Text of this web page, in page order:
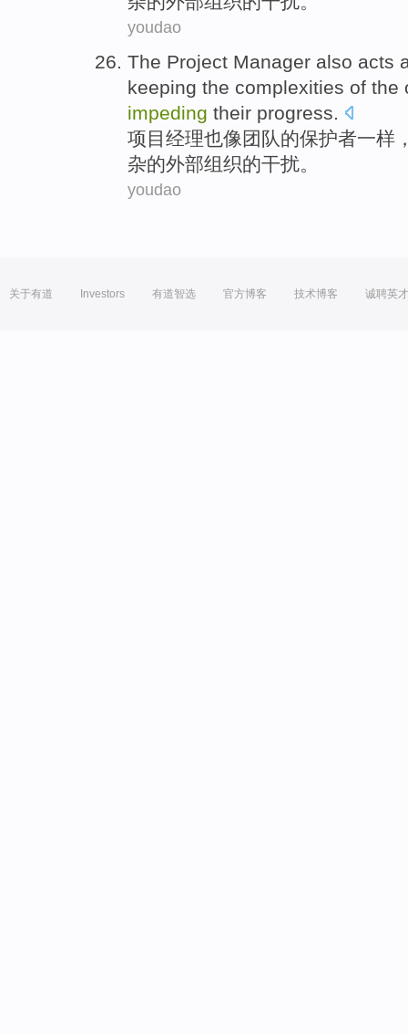
youdao
The Project Manager also acts
keeping the complexities of the
impeding their progress.
项目经理也像 团队的保护者一样
杂的外部组织的干扰。
youdao
关于有道 Investors 有道智选 官方博客 技术博客 诚聘英才